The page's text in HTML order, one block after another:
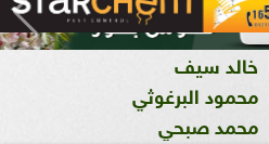
خالد سيف
محمود البرغوثي
محمد صبحي